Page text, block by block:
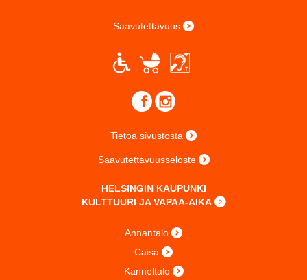
Saavutettavuus
Tietoa sivustosta
Saavutettavuusseloste
HELSINGIN KAUPUNKI
KULTTUURI JA VAPAA-AIKA
Annantalo
Caisa
Kanneltalo